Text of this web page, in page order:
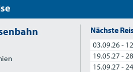
Nächste
03.09.26 -
19.05.27 -
15.09.27 -